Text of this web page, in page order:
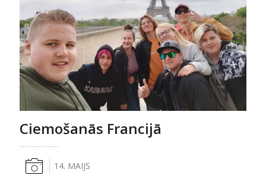
Ciemošanās Francijā
14. MAIJS